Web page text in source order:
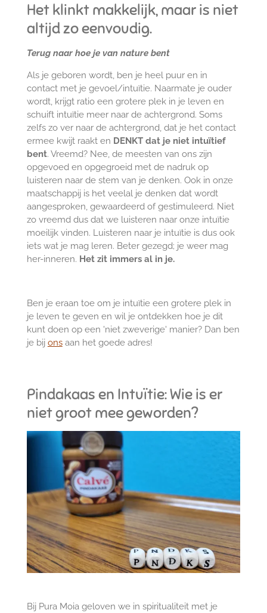
Het klinkt makkelijk, maar is niet
altijd zo eenvoudig.
Terug naar hoe je van nature bent
Als je geboren wordt, ben je heel puur en in
contact met je gevoel/intuïtie. Naarmate je ouder
wordt, krijgt ratio een grotere plek in je leven en
schuift intuïtie meer naar de achtergrond. Soms
zelfs zo ver naar de achtergrond, dat je het contact
ermee kwijt raakt en DENKT dat je niet intuïtief
bent. Vreemd? Nee, de meesten van ons zijn
opgevoed en opgegroeid met de nadruk op
luisteren naar de stem van je denken. Ook in onze
maatschappij is het veelal je denken dat wordt
aangesproken, gewaardeerd of gestimuleerd. Niet
zo vreemd dus dat we luisteren naar onze intuïtie
moeilijk vinden. Luisteren naar je intuïtie is dus ook
iets wat je mag leren. Beter gezegd; je weer mag
her-inneren. Het zit immers al in je.
Ben je eraan toe om je intuïtie een grotere plek in
je leven te geven en wil je ontdekken hoe je dit
kunt doen op een 'niet zweverige' manier? Dan ben
je bij onsaan het goede adres!
Pindakaas en Intuïtie: Wie is er
niet groot mee geworden?
Bij Pura Moia geloven we in spiritualiteit met je